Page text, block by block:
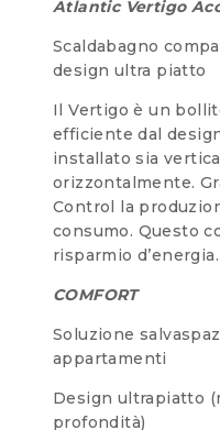
Atlantic Vertigo
Scaldabagno
design ultra piatto
Il Vertigo è un
efficiente dal
installato sia
orizzontalmente.
Control la
consumo. Questo
risparmio d’energia.
COMFORT
Soluzione
appartamenti
Design ultrapiatto
profondità)